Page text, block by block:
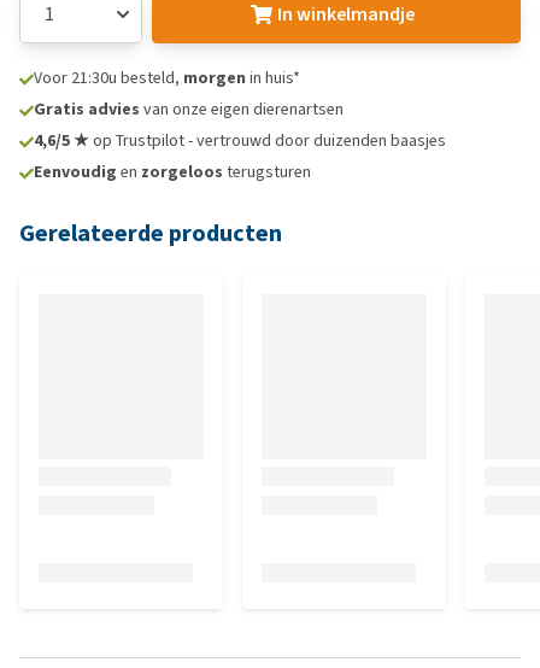
In winkelmandje
Voor 21:30u besteld, morgen in huis*
Gratis advies van onze eigen dierenartsen
4,6/5 ★op Trustpilot - vertrouwd door duizenden baasjes
Eenvoudig en zorgeloos terugsturen
Gerelateerde producten